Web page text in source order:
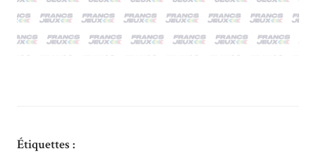
Étiquettes :